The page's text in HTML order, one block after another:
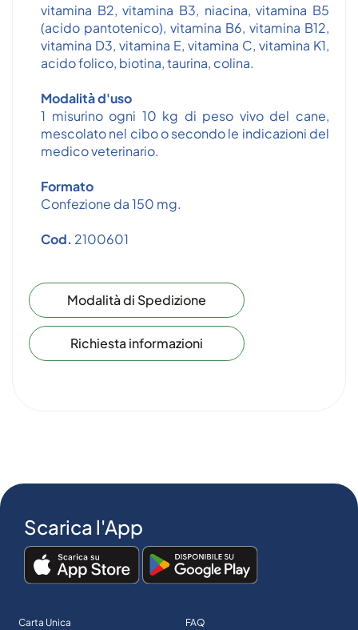
vitamina B2, vitamina B3, niacina, vitamina B5
(acido pantotenico), vitamina B6, vitamina B12,
vitamina D3, vitamina E, vitamina C, vitamina K1,
acido folico, biotina, taurina, colina.
Modalità d'uso
1 misurino ogni 10 kg di peso vivo del cane,
mescolato nel cibo o secondo le indicazioni del
medico veterinario.
Formato
Confezione da 150 mg.
Cod. 2100601
Modalità di Spedizione
Richiesta informazioni
Scarica l'App
Carta Unica FAQ